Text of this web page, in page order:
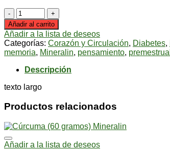
Ginkgo
Biloba
-
Salisburia
(30
ML.)
Mineralin
cantidad
Añadir al carrito
Añadir a la lista de deseos
Categorías: Corazón y Circulación, Diabetes,
memoria, Mineralin, pensamiento, premestrual
Descripción
texto largo
Productos relacionados
Añadir a la lista de deseos